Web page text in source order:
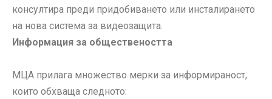
консултира преди придобиването или инсталирането
на нова система за видеозащита.
Информация за обществеността
МЦА прилага множество мерки за информираност,
които обхваща следното: